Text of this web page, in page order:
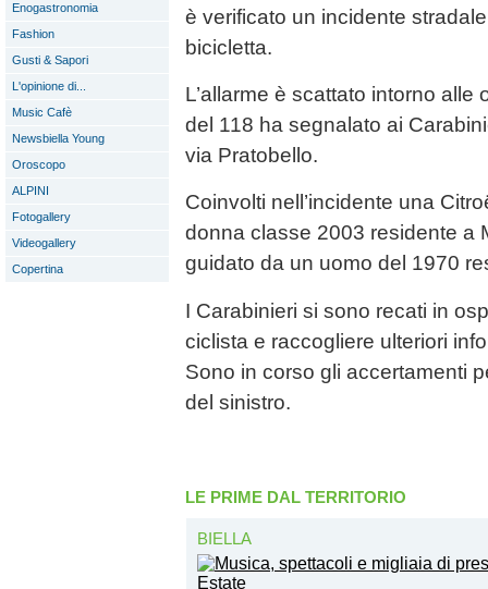
Enogastronomia
Fashion
Gusti & Sapori
L'opinione di...
Music Cafè
Newsbiella Young
Oroscopo
ALPINI
Fotogallery
Videogallery
Copertina
è verificato un incidente
bicicletta.
L’allarme è scattato intorno
del 118 ha segnalato ai
via Pratobello.
Coinvolti nell’incidente una
donna classe 2003 residente a
guidato da un uomo del 1970
I Carabinieri si sono recati in
ciclista e raccogliere ulteriori
Sono in corso gli accertamenti
del sinistro.
LE PRIME DAL TERRITORIO
BIELLA